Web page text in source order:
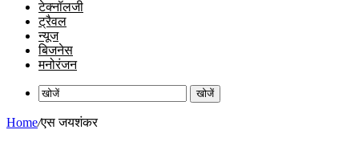
टेक्नॉलजी
ट्रैवल
न्यूज
बिजनेस
मनोरंजन
खोजें
Home/एस जयशंकर